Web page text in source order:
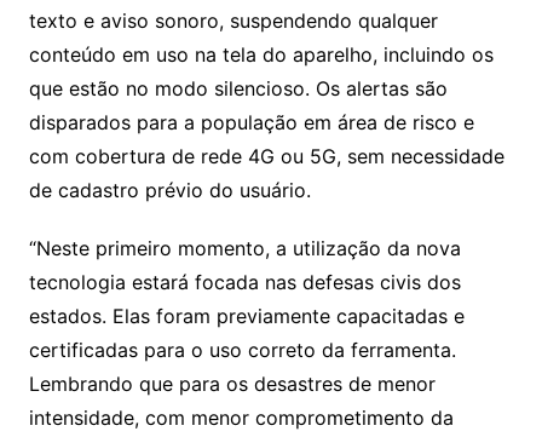
texto e aviso sonoro, suspendendo qualquer
conteúdo em uso na tela do aparelho, incluindo os
que estão no modo silencioso. Os alertas são
disparados para a população em área de risco e
com cobertura de rede 4G ou 5G, sem necessidade
de cadastro prévio do usuário.
“Neste primeiro momento, a utilização da nova
tecnologia estará focada nas defesas civis dos
estados. Elas foram previamente capacitadas e
certificadas para o uso correto da ferramenta.
Lembrando que para os desastres de menor
intensidade, com menor comprometimento da